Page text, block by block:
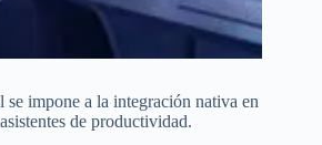
impone a la integración nativa en
de productividad.